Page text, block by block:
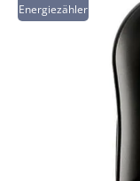
Energiezähler